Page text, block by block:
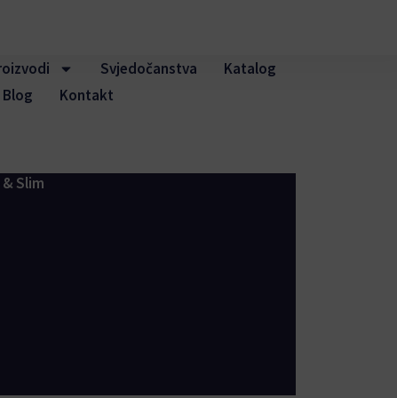
Svjedočanstva
Katalog
Blog
Kontakt
& Slim